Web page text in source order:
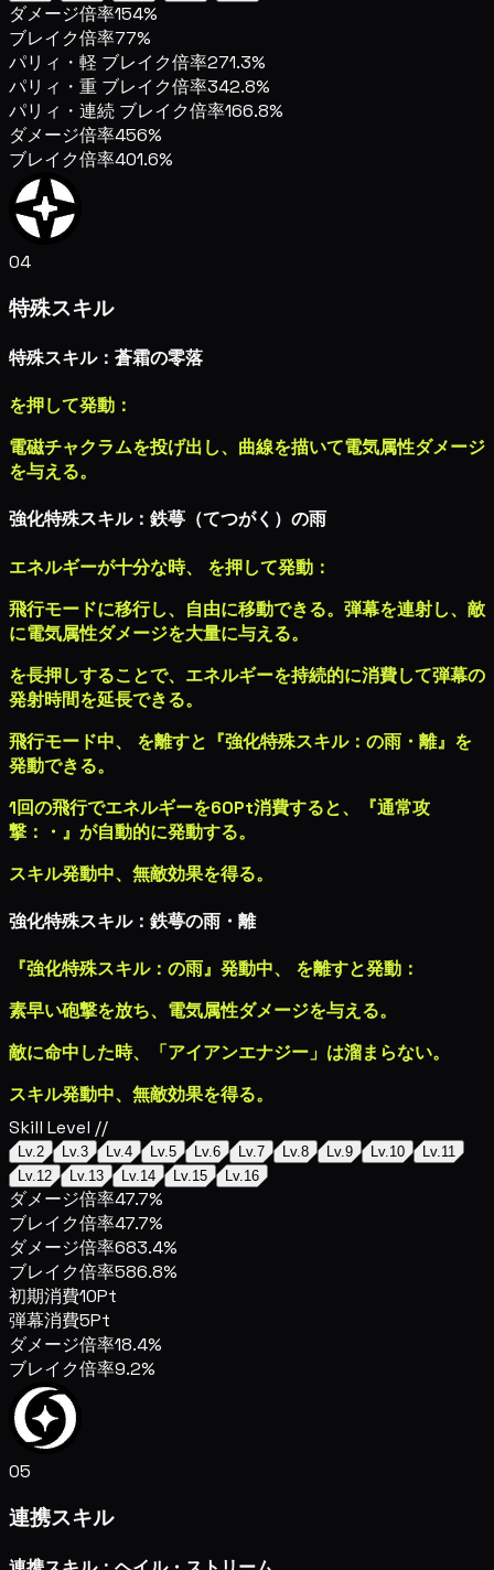
ダメージ倍率154%
ブレイク倍率77%
パリィ・軽 ブレイク倍率271.3%
パリィ・重 ブレイク倍率342.8%
パリィ・連続 ブレイク倍率166.8%
ダメージ倍率456%
ブレイク倍率401.6%
04
特殊スキル
特殊スキル：蒼霜の零落
を押して発動：
電磁チャクラムを投げ出し、曲線を描いて電気属性ダメージ
を与える。
強化特殊スキル：鉄萼（てつがく）の雨
エネルギーが十分な時、 を押して発動：
飛行モードに移行し、自由に移動できる。弾幕を連射し、敵
に電気属性ダメージを大量に与える。
を長押しすることで、エネルギーを持続的に消費して弾幕の
発射時間を延長できる。
飛行モード中、 を離すと『強化特殊スキル： の雨・離』を
発動できる。
1回の飛行でエネルギーを60Pt消費すると、『通常攻
撃：
・ 』が自動的に発動する。
スキル発動中、無敵効果を得る。
強化特殊スキル：鉄萼の雨・離
『強化特殊スキル： の雨』発動中、 を離すと発動：
素早い砲撃を放ち、 電気属性ダメージを与える。
敵に命中した時、「アイアンエナジー」は溜まらない。
スキル発動中、無敵効果を得る。
Skill Level //
Lv.2 Lv.3 Lv.4 Lv.5 Lv.6 Lv.7 Lv.8 Lv.9 Lv.10
Lv.11
Lv.12
Lv.13 Lv.14 Lv.15 Lv.16
ダメージ倍率47.7%
ブレイク倍率47.7%
ダメージ倍率683.4%
ブレイク倍率586.8%
初期消費10Pt
弾幕消費5Pt
ダメージ倍率18.4%
ブレイク倍率9.2%
05
連携スキル